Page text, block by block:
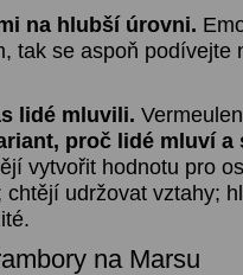
na hlubší úrovni.
tak se aspoň podívejte
lidé mluvili.
proč lidé mluví a
vytvořit hodnotu pro
chtějí udržovat vztahy;
na Marsu